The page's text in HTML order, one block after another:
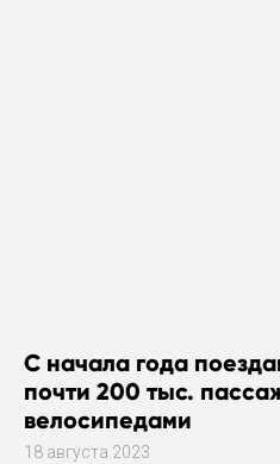
С начала года
почти 200 тыс.
велосипедами
18 августа 2023